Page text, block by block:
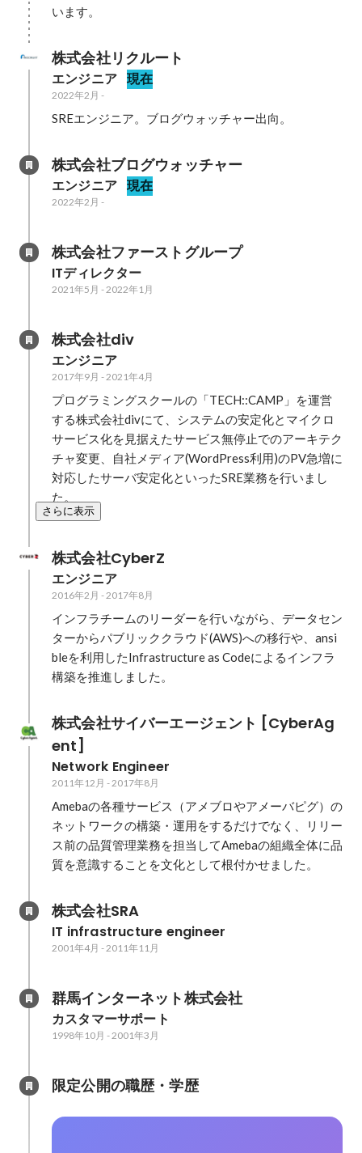
います。
株式会社リクルート
エンジニア 現在
2022年2月 -
SREエンジニア。ブログウォッチャー出向。
株式会社ブログウォッチャー
エンジニア 現在
2022年2月 -
株式会社ファーストグループ
ITディレクター
2021年5月 -2022年1月
株式会社div
エンジニア
2017年9月 -2021年4月
プログラミングスクールの「TECH::CAMP」を運営
する株式会社divにて、システムの安定化とマイクロ
サービス化を見据えたサービス無停止でのアーキテク
チャ変更、自社メディア(WordPress利用)のPV急増に
対応したサーバ安定化といったSRE業務を行いまし
た。
さらに表示
株式会社CyberZ
エンジニア
2016年2月 -2017年8月
インフラチームのリーダーを行いながら、データセン
ターからパブリッククラウド(AWS)への移行や、ansi
bleを利用したInfrastructure as Codeによるインフラ
構築を推進しました。
株式会社サイバーエージェント [CyberAg
ent]
Network Engineer
2011年12月 -2017年8月
Amebaの各種サービス（アメブロやアメーバピグ）の
ネットワークの構築・運用をするだけでなく、リリー
ス前の品質管理業務を担当してAmebaの組織全体に品
質を意識することを文化として根付かせました。
株式会社SRA
IT infrastructure engineer
2001年4月 -2011年11月
群馬インターネット株式会社
カスタマーサポート
1998年10月 -2001年3月
限定公開の職歴・学歴